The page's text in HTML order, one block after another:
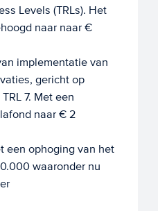
Levels (TRLs). Het
naar naar €
implementatie van
gericht op
7. Met een
naar € 2
een ophoging van het
waaronder nu